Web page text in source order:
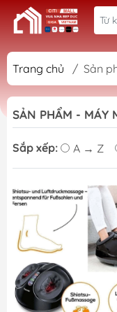
Trang chủ / Sản
SẢN PHẨM - MÁY
Sắp xếp: A → Z